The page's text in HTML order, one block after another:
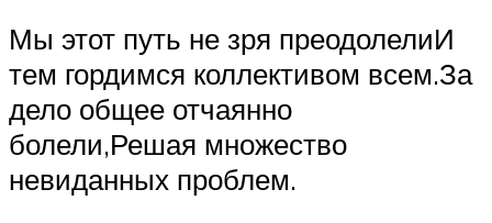
Мы этот путь не зря преодолелиИ
тем гордимся коллективом всем.За
дело общее отчаянно
болели,Решая множество
невиданных проблем.